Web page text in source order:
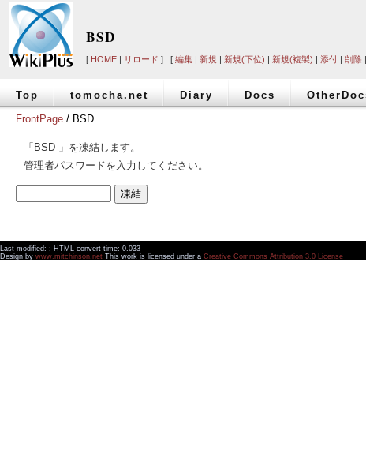
BSD
[ HOME | リロード ] [ 編集 | 新規 | 新規(下位) | 新規(複製) | 添付 | 削除 |
Top tomocha.net Diary Docs
FrontPage / BSD
「BSD 」を凍結します。
管理者パスワードを入力してください。
Last-modified: : HTML convert time: 0.033
Design by www.mitchinson.net This work is licensed under a Creative Commons Attribution 3.0 License